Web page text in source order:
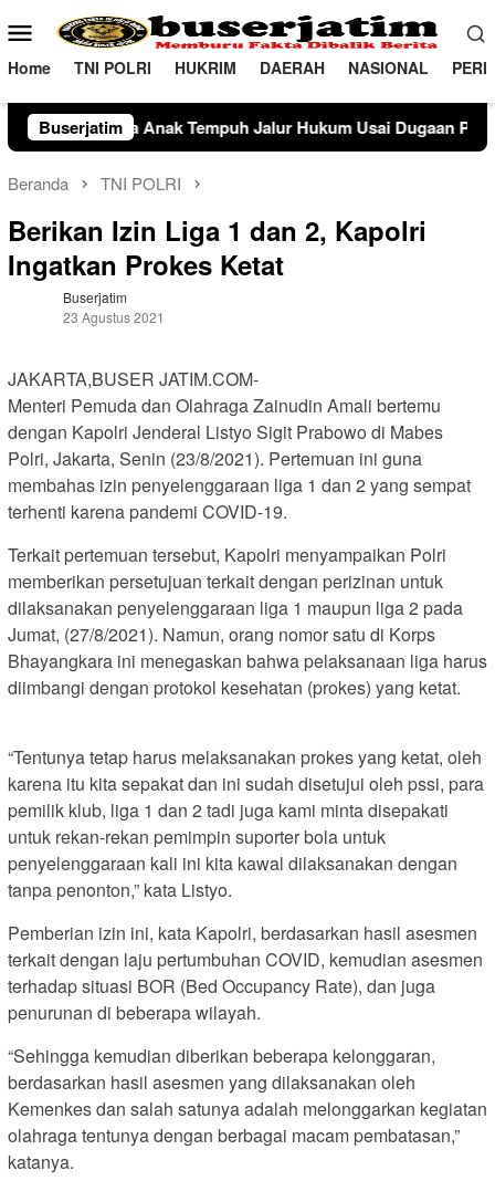
ke
konten
Menu
Mobile
Home TNI POLRI HUKRIM DAERAH NASIONAL
Buserjatim
Jalur Hukum Usai Dugaan Perselingkuhan Suami di
Beranda TNI POLRI
Berikan Izin Liga 1 dan 2, Kapolri
Ingatkan Prokes Ketat
Buserjatim
23 Agustus 2021
JAKARTA,BUSER JATIM.COM-
Menteri Pemuda dan Olahraga Zainudin Amali bertemu
dengan Kapolri Jenderal Listyo Sigit Prabowo di Mabes
Polri, Jakarta, Senin (23/8/2021). Pertemuan ini guna
membahas izin penyelenggaraan liga 1 dan 2 yang sempat
terhenti karena pandemi COVID-19.
Terkait pertemuan tersebut, Kapolri menyampaikan Polri
memberikan persetujuan terkait dengan perizinan untuk
dilaksanakan penyelenggaraan liga 1 maupun liga 2 pada
Jumat, (27/8/2021). Namun, orang nomor satu di Korps
Bhayangkara ini menegaskan bahwa pelaksanaan liga harus
diimbangi dengan protokol kesehatan (prokes) yang ketat.
“Tentunya tetap harus melaksanakan prokes yang ketat, oleh
karena itu kita sepakat dan ini sudah disetujui oleh pssi, para
pemilik klub, liga 1 dan 2 tadi juga kami minta disepakati
untuk rekan-rekan pemimpin suporter bola untuk
penyelenggaraan kali ini kita kawal dilaksanakan dengan
tanpa penonton,” kata Listyo.
Pemberian izin ini, kata Kapolri, berdasarkan hasil asesmen
terkait dengan laju pertumbuhan COVID, kemudian asesmen
terhadap situasi BOR (Bed Occupancy Rate), dan juga
penurunan di beberapa wilayah.
“Sehingga kemudian diberikan beberapa kelonggaran,
berdasarkan hasil asesmen yang dilaksanakan oleh
Kemenkes dan salah satunya adalah melonggarkan kegiatan
olahraga tentunya dengan berbagai macam pembatasan,”
katanya.